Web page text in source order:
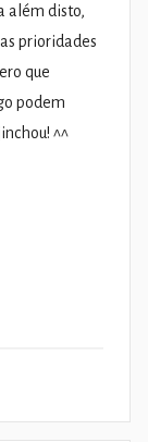
além disto,
prioridades
que
podem
^^